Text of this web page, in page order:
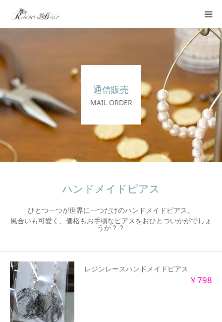
通信販売
MAIL ORDER
ハンドメイドピアス
ひとつ一つが世界に一つだけのハンドメイドピアス。
風合いも可愛く、価格もお手頃なピアスをおひとついかがでしょ
うか？？
レジンレースハンドメイドピアス
￥798
エステ
ネイル
通信販売